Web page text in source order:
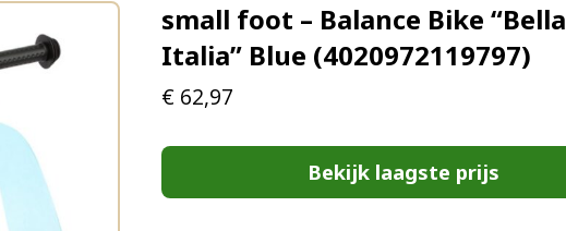
small foot – Balance Bike “Bella
Italia” Blue (4020972119797)
€ 62,97
Bekijk laagste prijs